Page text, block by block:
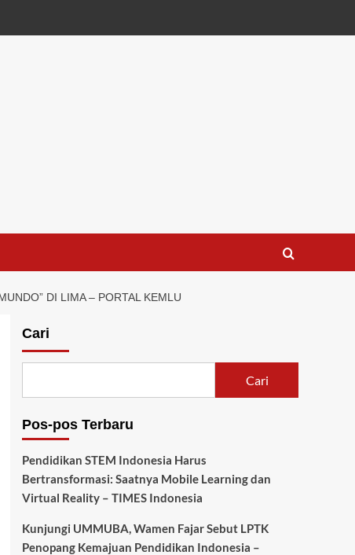
DI LIMA – PORTAL KEMLU
Cari
Cari
Pos-pos Terbaru
Pendidikan STEM Indonesia Harus
Bertransformasi: Saatnya Mobile Learning dan
Virtual Reality – TIMES Indonesia
Kunjungi UMMUBA, Wamen Fajar Sebut LPTK
Penopang Kemajuan Pendidikan Indonesia –